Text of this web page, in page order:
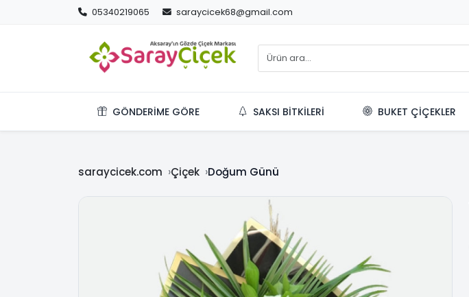
05340219065 saraycicek68@gmail.com
GÖNDERIME GÖRE SAKSI BITKILERI BUKET ÇIÇEKLER
saraycicek.com Çiçek Doğum Günü